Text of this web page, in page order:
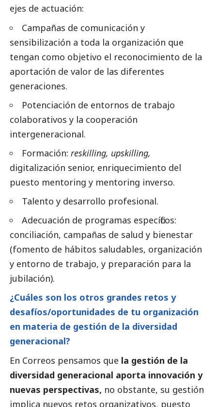
ejes de actuación:
Campañas de comunicación y
sensibilización a toda la organización que
tengan como objetivo el reconocimiento de la
aportación de valor de las diferentes
generaciones.
Potenciación de entornos de trabajo
colaborativos y la cooperación
intergeneracional.
Formación: reskilling, upskilling,
digitalización senior, enriquecimiento del
puesto mentoring y mentoring inverso.
Talento y desarrollo profesional.
Adecuación de programas específicos:
conciliación, campañas de salud y bienestar
(fomento de hábitos saludables, organización
y entorno de trabajo, y preparación para la
jubilación).
¿Cuáles son los otros grandes retos y
desafíos/oportunidades de tu organización
en materia de gestión de la diversidad
generacional?
En Correos pensamos que la gestión de la
diversidad generacional aporta innovación y
nuevas perspectivas, no obstante, su gestión
implica nuevos retos organizativos, puesto